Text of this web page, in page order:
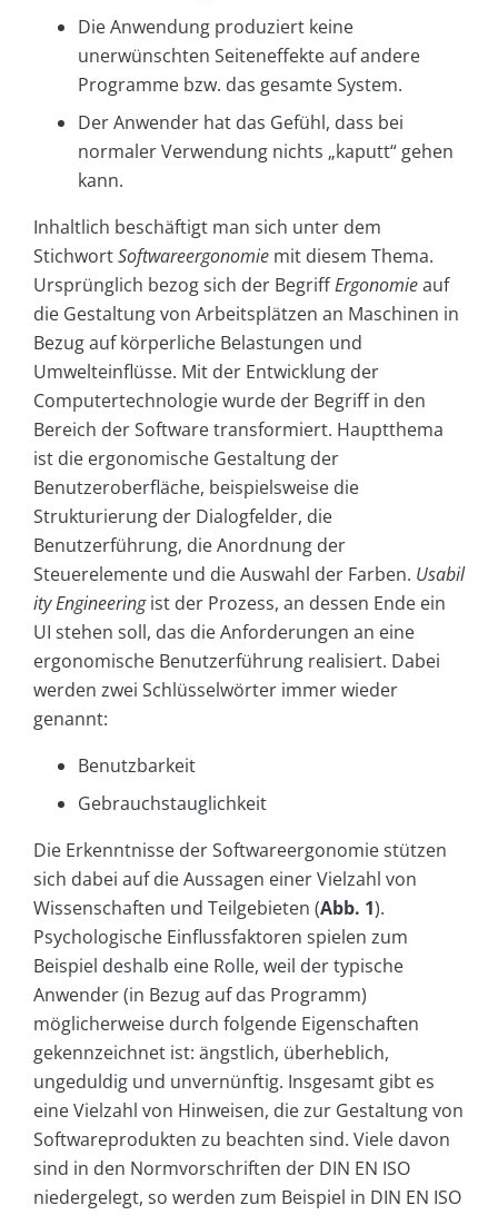
Die Anwendung produziert keine
unerwünschten Seiteneffekte auf andere
Programme bzw. das gesamte System.
Der Anwender hat das Gefühl, dass bei
normaler Verwendung nichts „kaputt“ gehen
kann.
Inhaltlich beschäftigt man sich unter dem
StichwortSoftwareergonomie mit diesem Thema.
Ursprünglich bezog sich der BegriffErgonomieauf
die Gestaltung von Arbeitsplätzen an Maschinen in
Bezug auf körperliche Belastungen und
Umwelteinflüsse. Mit der Entwicklung der
Computertechnologie wurde der Begriff in den
Bereich der Software transformiert. Hauptthema
ist die ergonomische Gestaltung der
Benutzeroberfläche, beispielsweise die
Strukturierung der Dialogfelder, die
Benutzerführung, die Anordnung der
Steuerelemente und die Auswahl der Farben. Usabil
ity Engineeringist der Prozess, an dessen Ende ein
UI stehen soll, das die Anforderungen an eine
ergonomische Benutzerführung realisiert. Dabei
werden zwei Schlüsselwörter immer wieder
genannt:
Benutzbarkeit
Gebrauchstauglichkeit
Die Erkenntnisse der Softwareergonomie stützen
sich dabei auf die Aussagen einer Vielzahl von
Wissenschaften und Teilgebieten (Abb. 1).
Psychologische Einflussfaktoren spielen zum
Beispiel deshalb eine Rolle, weil der typische
Anwender (in Bezug auf das Programm)
möglicherweise durch folgende Eigenschaften
gekennzeichnet ist: ängstlich, überheblich,
ungeduldig und unvernünftig. Insgesamt gibt es
eine Vielzahl von Hinweisen, die zur Gestaltung von
Softwareprodukten zu beachten sind. Viele davon
sind in den Normvorschriften der DIN EN ISO
niedergelegt, so werden zum Beispiel in DIN EN ISO